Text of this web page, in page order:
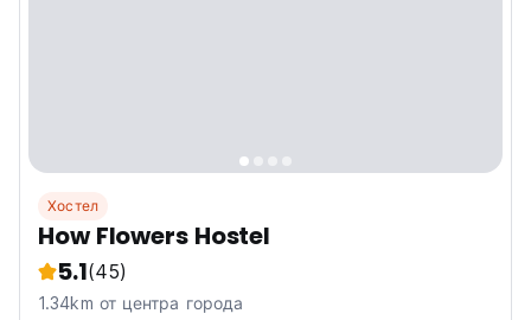
Хостел
How Flowers Hostel
5.1(45)
1.34km от центра города